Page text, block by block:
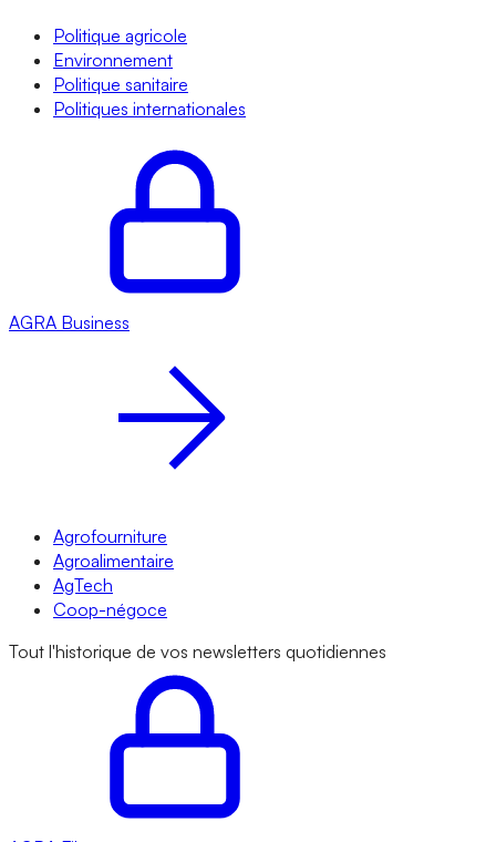
Politique agricole
Environnement
Politique sanitaire
Politiques internationales
AGRA Business
Agrofourniture
Agroalimentaire
AgTech
Coop-négoce
Tout l'historique de vos newsletters quotidiennes